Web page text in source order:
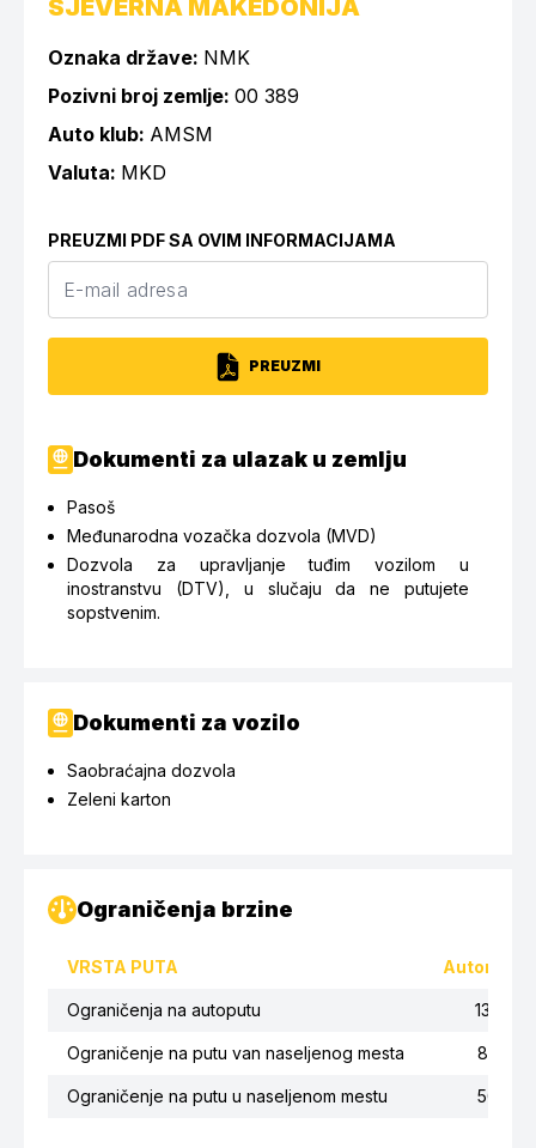
SJEVERNA MAKEDONIJA
Oznaka države: NMK
Pozivni broj zemlje: 00 389
Auto klub: AMSM
Valuta: MKD
PREUZMI PDF SA OVIM INFORMACIJAMA
PREUZMI
Dokumenti za ulazak u zemlju
Pasoš
Međunarodna vozačka dozvola (MVD)
Dozvola za upravljanje tuđim vozilom u
inostranstvu (DTV), u slučaju da ne putujete
sopstvenim.
Dokumenti za vozilo
Saobraćajna dozvola
Zeleni karton
Ograničenja brzine
VRSTA PUTA Automobil
Ograničenja na autoputu 130
Ograničenje na putu van naseljenog mesta 80
Ograničenje na putu u naseljenom mestu 50